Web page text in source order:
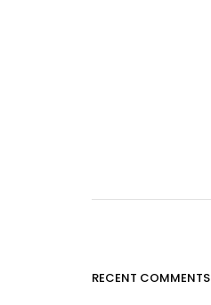
RECENT COMMENTS